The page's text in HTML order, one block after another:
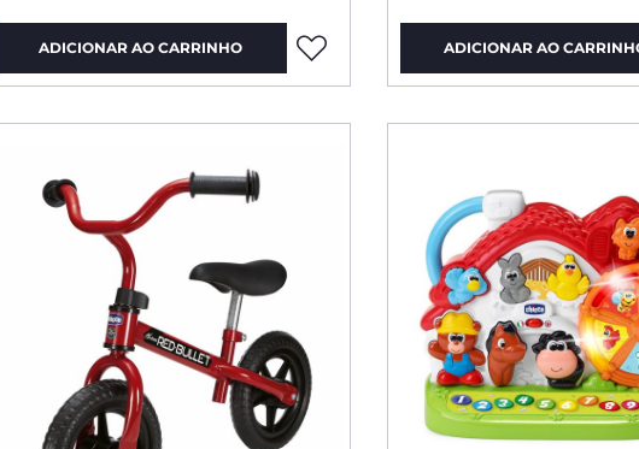
ADICIONAR AO CARRINHO ADICIONAR AO